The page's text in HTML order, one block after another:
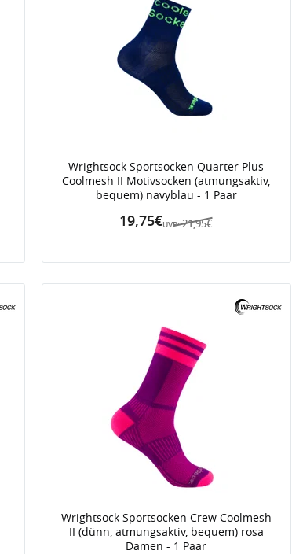
Wrightsock Sportsocken Quarter Plus
Coolmesh II Motivsocken (atmungsaktiv,
bequem) navyblau - 1 Paar
UVP: 21,95€
19,75€
Wrightsock Sportsocken Crew Coolmesh
II (dünn, atmungsaktiv, bequem) rosa
Damen - 1 Paar